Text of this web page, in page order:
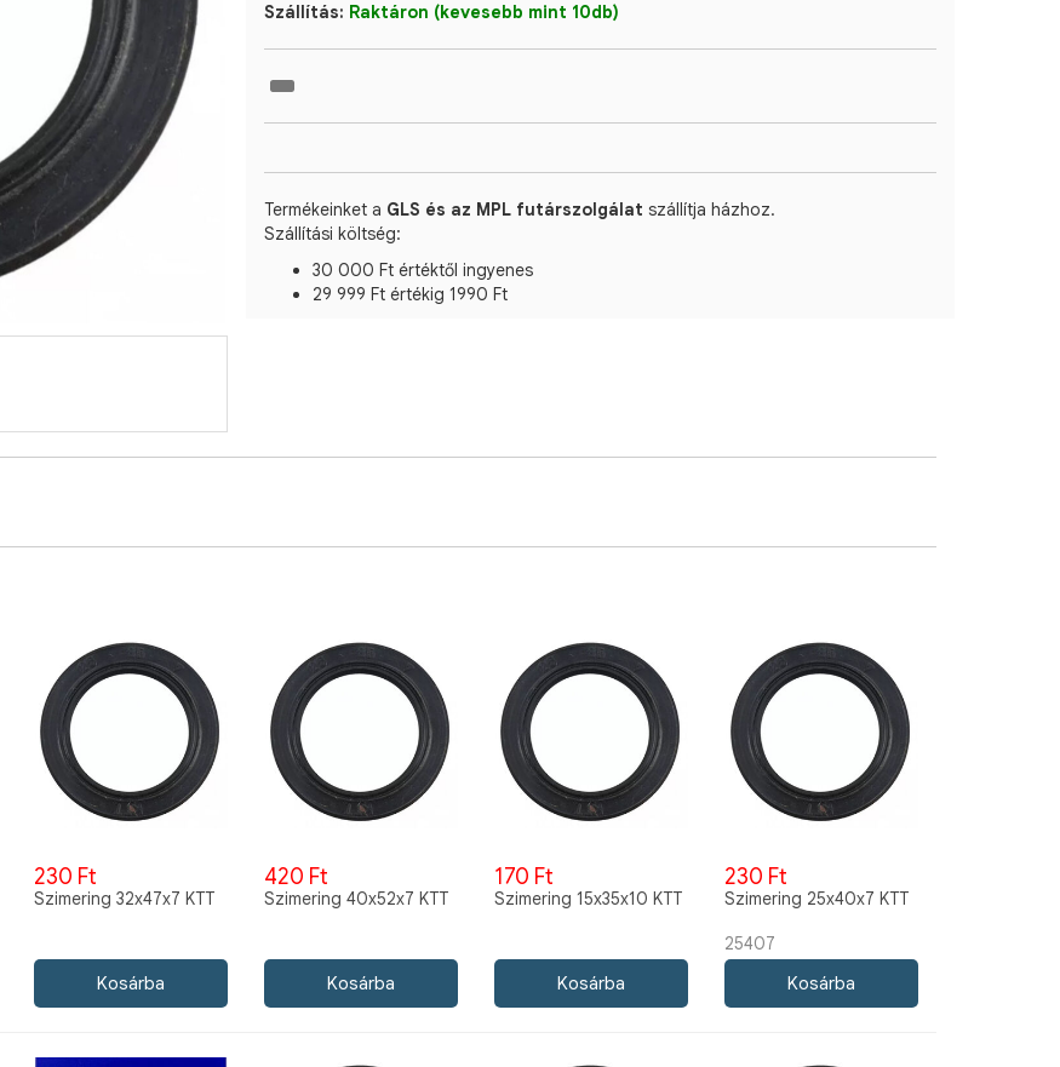
Szállítás: Raktáron (kevesebb mint 10db)
Termékeinket a GLS és az MPL futárszolgálat szállítja házhoz.
Szállítási költség:
30 000 Ft értéktől ingyenes
29 999 Ft értékig 1990 Ft
230 Ft
Szimering 32x47x7 KTT
420 Ft
Szimering 40x52x7 KTT
170 Ft
Szimering 15x35x10 KTT
230 Ft
Szimering 25x40x7 KTT
25407